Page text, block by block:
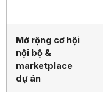
Mở rộng cơ hội
nội bộ &
marketplace
dự án